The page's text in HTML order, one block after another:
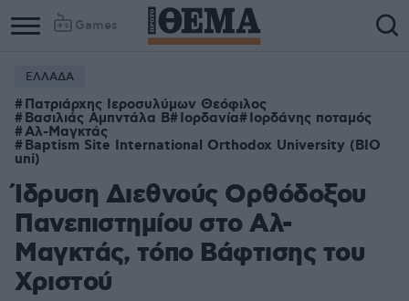
Games
ΕΛΛΑΔΑ
Πατριάρχης Ιεροσυλύμων Θεόφιλος
Βασιλιάς Αμπντάλα Β Ιορδανία Ιορδάνης ποταμός
Αλ-Μαγκτάς
Baptism Site International Orthodox University (BIO
uni)
Ίδρυση Διεθνούς Ορθόδοξου
Πανεπιστημίου στο Αλ-
Μαγκτάς, τόπο Βάφτισης του
Χριστού